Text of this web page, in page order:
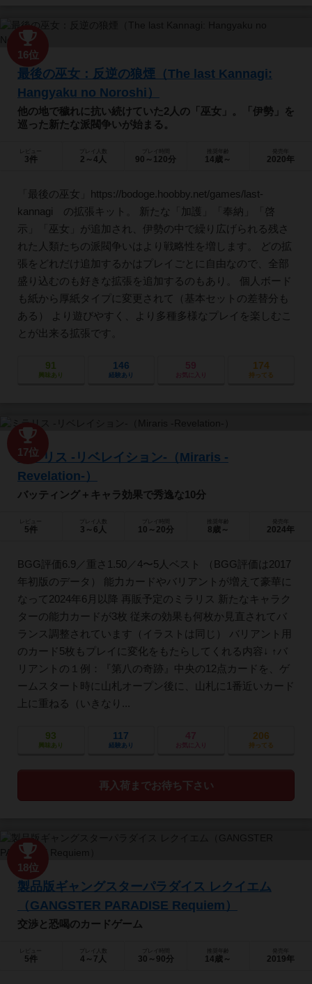
16位
最後の巫女：反逆の狼煙（The last Kannagi:
Hangyaku no Noroshi）
他の地で穢れに抗い続けていた2人の「巫女」。「伊勢」を
巡った新たな派閥争いが始まる。
3件
プレイ人数
2～4人 90～120分 14歳～ 2020年
「最後の巫女」https://bodoge.hoobby.net/games/last-
kannagi の拡張キット。 新たな「加護」「奉納」「啓
示」「巫女」が追加され、伊勢の中で繰り広げられる残さ
れた人類たちの派閥争いはより戦略性を増します。 どの拡
張をどれだけ追加するかはプレイごとに自由なので、全部
盛り込むのも好きな拡張を追加するのもあり。 個人ボード
も紙から厚紙タイプに変更されて（基本セットの差替分も
ある） より遊びやすく、より多種多様なプレイを楽しむこ
とが出来る拡張です。
91
興味あり
146
経験あり
59
お気に入り
174
持ってる
17位
ミラリス -リベレイション-（Miraris -
Revelation-）
バッティング＋キャラ効果で秀逸な10分
5件
プレイ人数
3～6人 10～20分 8歳～ 2024年
BGG評価6.9／重さ1.50／4〜5人ベスト （BGG評価は2017
年初版のデータ） 能力カードやバリアントが増えて豪華に
なって2024年6月以降 再販予定のミラリス 新たなキャラク
ターの能力カードが3枚 従来の効果も何枚か見直されてバ
ランス調整されています（イラストは同じ） バリアント用
のカード5枚もプレイに変化をもたらしてくれる内容↓ ↑バ
リアントの１例：『第八の奇跡』中央の12点カードを、ゲ
ームスタート時に山札オープン後に、山札に1番近いカード
上に重ねる（いきなり...
93
興味あり
117
経験あり
47
お気に入り
206
持ってる
再入荷までお待ち下さい
18位
製品版ギャングスターパラダイス レクイエム
（GANGSTER PARADISE Requiem）
交渉と恐喝のカードゲーム
5件
プレイ人数
4～7人 30～90分 14歳～ 2019年